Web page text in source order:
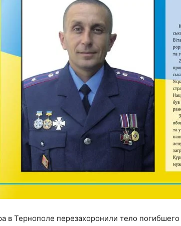
в Тернополе перезахоронили тело